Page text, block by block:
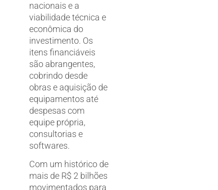
nacionais e a
viabilidade técnica e
econômica do
investimento. Os
itens financiáveis
são abrangentes,
cobrindo desde
obras e aquisição de
equipamentos até
despesas com
equipe própria,
consultorias e
softwares.
Com um histórico de
mais de R$ 2 bilhões
movimentados para